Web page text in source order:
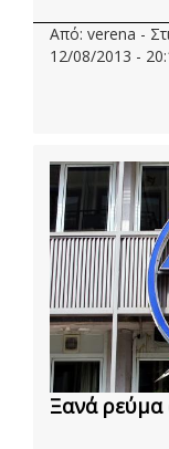
Από: verena -
12/08/2013 -
Ξανά ρεύμα